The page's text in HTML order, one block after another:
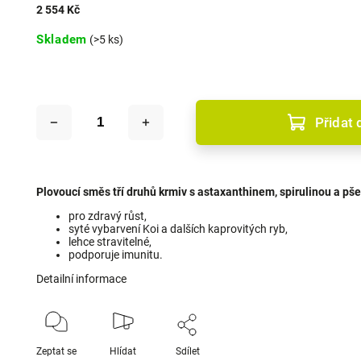
2 554 Kč
Skladem (>5 ks)
Přidat
Plovoucí směs tří druhů krmiv s astaxanthinem, spirulinou a
pro zdravý růst,
syté vybarvení Koi a dalších kaprovitých ryb,
lehce stravitelné,
podporuje imunitu.
Detailní informace
Zeptat se Hlídat Sdílet